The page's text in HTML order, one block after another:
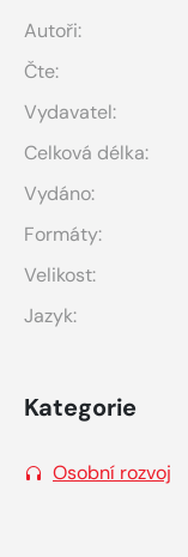
Autoři:
Čte:
Vydavatel:
Celková délka:
Vydáno:
Formáty:
Velikost:
Jazyk:
Kategorie
Osobní rozvoj